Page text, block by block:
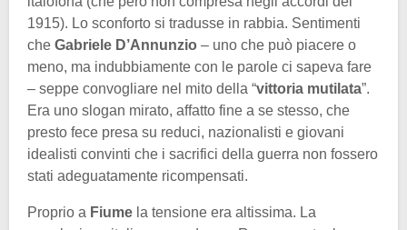
1915). Lo sconforto si tradusse in rabbia. Sentimenti
che Gabriele D’Annunzio – uno che può piacere o
meno, ma indubbiamente con le parole ci sapeva fare
– seppe convogliare nel mito della “vittoria mutilata”.
Era uno slogan mirato, affatto fine a se stesso, che
presto fece presa su reduci, nazionalisti e giovani
idealisti convinti che i sacrifici della guerra non fossero
stati adeguatamente ricompensati.
Proprio a Fiume la tensione era altissima. La